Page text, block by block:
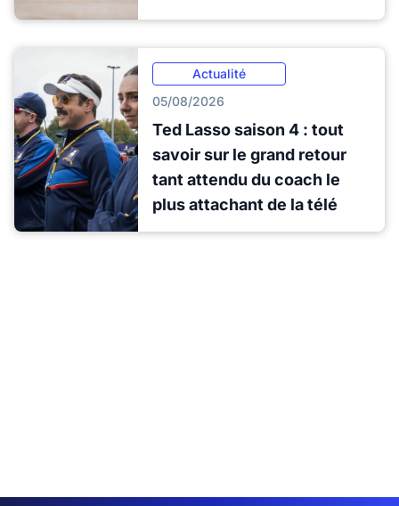
Actualité
05/08/2026
Ted Lasso saison 4 : tout
savoir sur le grand retour
tant attendu du coach le
plus attachant de la télé